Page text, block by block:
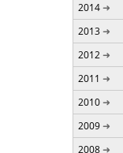
2014
2013
2012
2011
2010
2009
2008